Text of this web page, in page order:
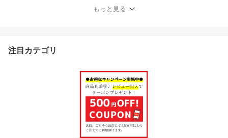
有り】【最短翌日着】切
り身 切身 チャック付 冷
もっと見る
注目カテゴリ